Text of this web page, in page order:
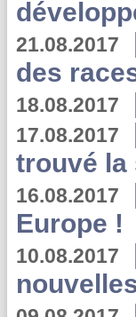
21.08.2017
des
18.08.2017
17.08.2017
trouvé la
16.08.2017
Europe !
10.08.2017